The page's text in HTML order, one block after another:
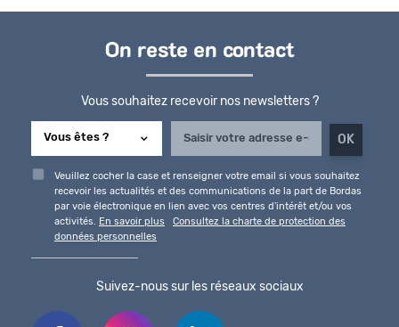
On reste en contact
Vous souhaitez recevoir nos newsletters ?
Veuillez cocher la case et renseigner votre email si vous souhaitez
recevoir les actualités et des communications de la part de Bordas
par voie électronique en lien avec vos centres d'intérêt et/ou vos
activités. En savoir plus
Consultez la charte de protection des
données personnelles
Suivez-nous sur les réseaux sociaux